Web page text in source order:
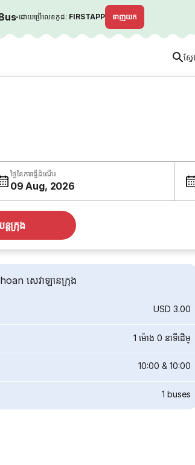
·ដោយប្រើលេខកូដ: FIRSTAPP ទាញយក
ស្វ
ថ្ងៃនៃការធ្វើដំណើរ
09 Aug, 2026
តក្រុង
សេវាឡានក្រុង
USD 3.00
1 ម៉ោង 0 នាទី​ដើម្
10:00 & 10:00
1 buses